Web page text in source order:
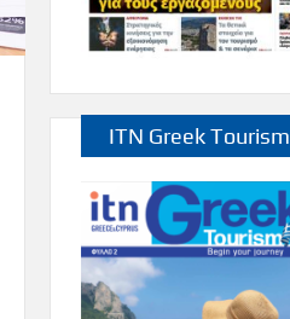
ITN Greek Tourism